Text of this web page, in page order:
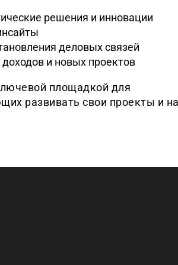
решения и инновации
деловых связей
и новых проектов
площадкой для
развивать свои проекты и